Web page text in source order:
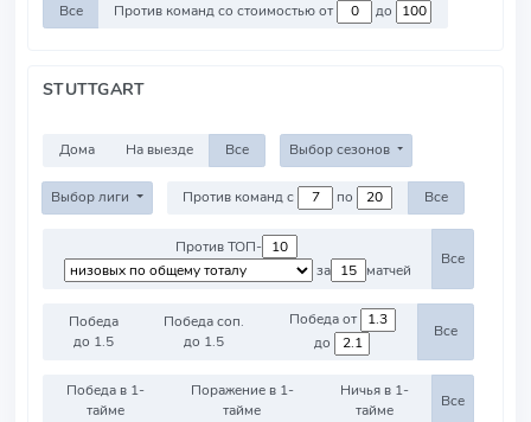
Все Против команд со стоимостью от до
STUTTGART
Дома На выезде Все Выбор сезонов
Выбор лиги Против команд с по Все
Против ТОП-
за
матчей
Все
Победа
до 1.5
Победа соп.
до 1.5
Победа от
до
Все
Победа в 1-
тайме
Поражение в 1-
тайме
Ничья в 1-
тайме
Все